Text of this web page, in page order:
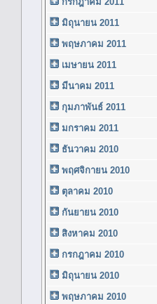
มิถุนายน 2011
พฤษภาคม 2011
เมษายน 2011
มีนาคม 2011
กุมภาพันธ์ 2011
มกราคม 2011
ธันวาคม 2010
พฤศจิกายน 2010
ตุลาคม 2010
กันยายน 2010
สิงหาคม 2010
กรกฎาคม 2010
มิถุนายน 2010
พฤษภาคม 2010